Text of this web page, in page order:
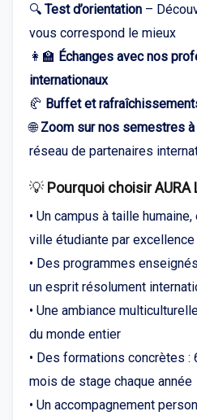
🔍 Test d’orientation –
vous correspond le mieux
👩‍🏫 Échanges avec nos
internationaux
🥐 Buffet et
🌐Zoom sur nos semestres à
réseau de partenaires
💡 Pourquoi choisir AURA
• Un campus à taille
ville étudiante par excellence
• Des programmes enseignés
un esprit résolument
• Une ambiance
du monde entier
• Des formations concrètes :
mois de stage chaque année
• Un accompagnement